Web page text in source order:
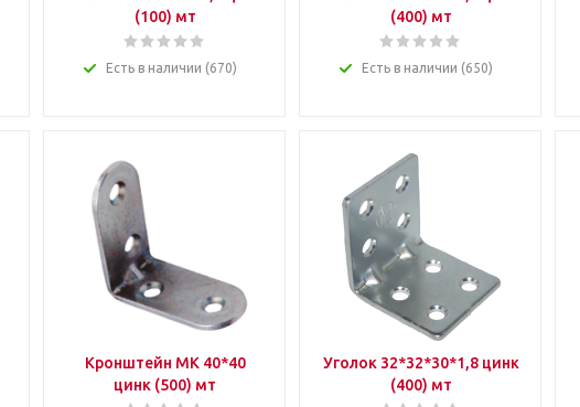
(100) мт
Есть в наличии (670)
(400) мт
Есть в наличии (650)
Кронштейн МК 40*40
цинк (500) мт
Уголок 32*32*30*1,8 цинк
(400) мт